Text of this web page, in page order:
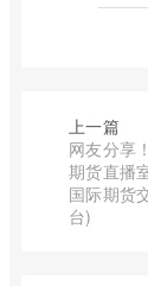
上一篇
网友分享
期货直播
国际期货
台)